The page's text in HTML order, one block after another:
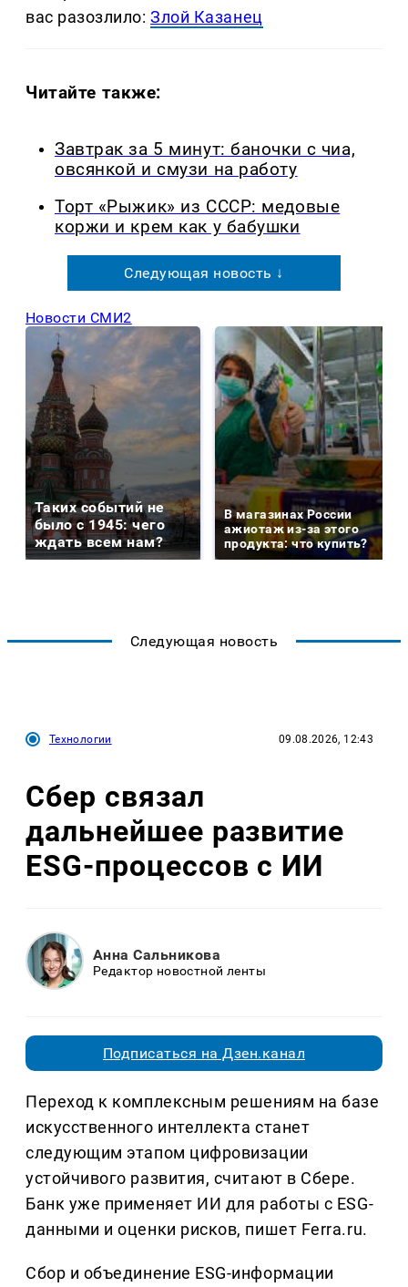
вас разозлило:Злой Казанец
Читайте также:
Завтрак за 5 минут: баночки с чиа,
овсянкой и смузи на работу
Торт «Рыжик» из СССР: медовые
коржи и крем как у бабушки
Следующая новость ↓
Новости СМИ2
Таких событий не
было с 1945: чего
ждать всем нам?
В магазинах России
ажиотаж из-за этого
продукта: что купить?
Следующая новость
Технологии 09.08.2026, 12:43
Сбер связал
дальнейшее развитие
ESG-процессов с ИИ
Анна Сальникова
Редактор новостной ленты
Подписаться на Дзен.канал
Переход к комплексным решениям на базе
искусственного интеллекта станет
следующим этапом цифровизации
устойчивого развития, считают в Сбере.
Банк уже применяет ИИ для работы с ESG-
данными и оценки рисков, пишет Ferra.ru.
Сбор и объединение ESG-информации